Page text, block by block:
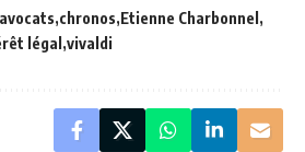
avocats chronos Etienne Charbonnel
légal vivaldi